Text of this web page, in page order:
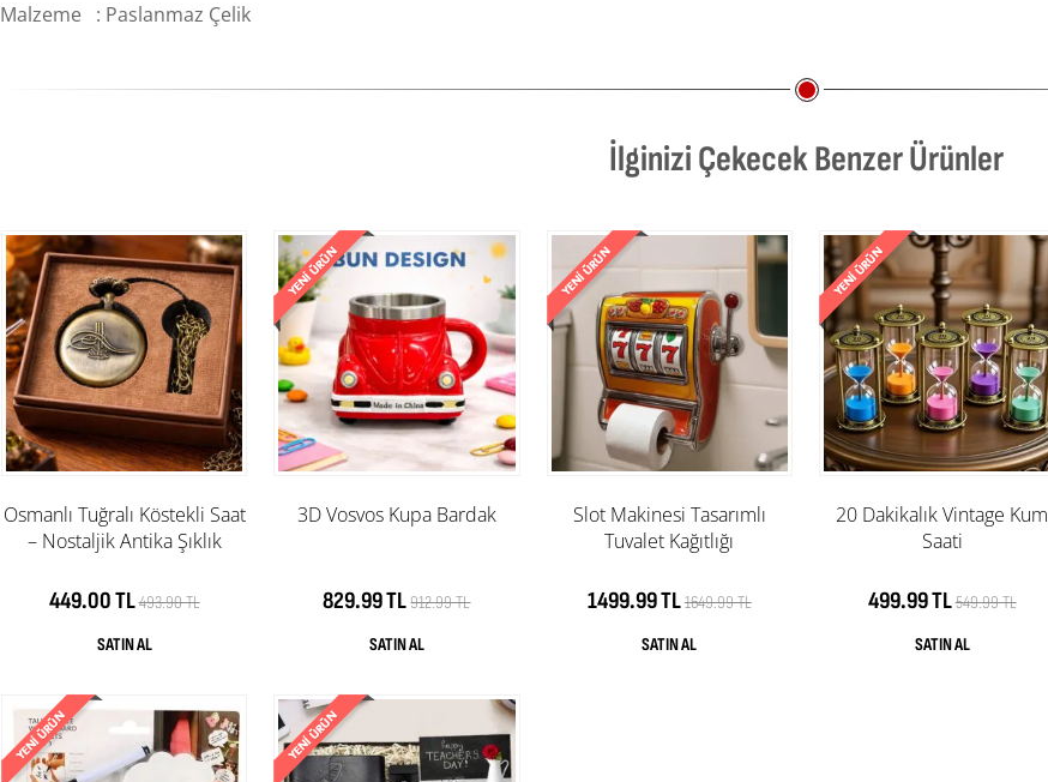
Malzeme : Paslanmaz Çelik
İlginizi Çekecek Benzer Ürünler
Osmanlı Tuğralı Köstekli Saat
– Nostaljik Antika Şıklık
449.00 TL493.90 TL
3D Vosvos Kupa Bardak
829.99 TL912.99 TL
Slot Makinesi Tasarımlı
Tuvalet Kağıtlığı
1499.99 TL1649.99 TL
20 Dakikalık Vintage Kum
Saati
499.99 TL549.99 TL